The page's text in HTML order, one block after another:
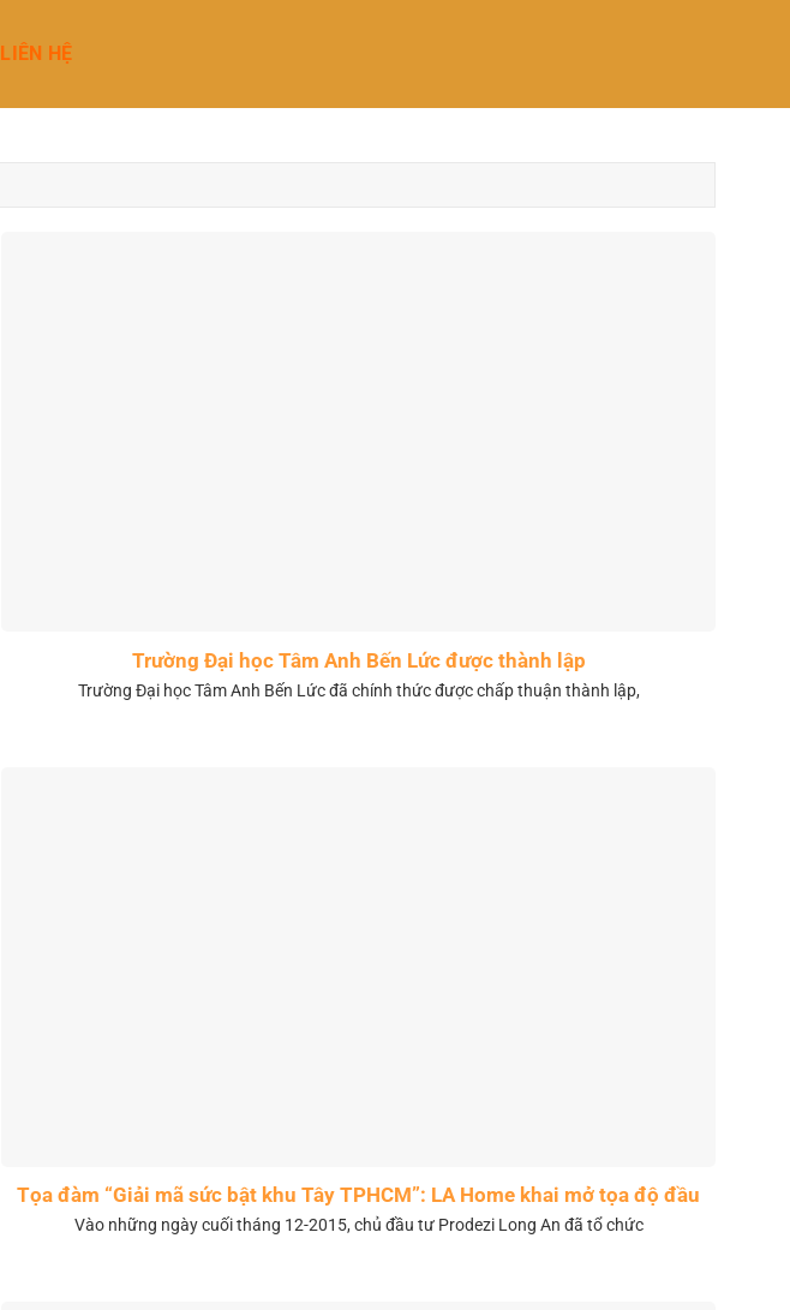
LIÊN HỆ
Trường Đại học Tâm Anh Bến Lức được thành lập
Trường Đại học Tâm Anh Bến Lức đã chính thức được chấp thuận thành lập,
Tọa đàm “Giải mã sức bật khu Tây TPHCM”: LA Home khai mở tọa độ đầu
tư mới
Vào những ngày cuối tháng 12-2015, chủ đầu tư Prodezi Long An đã tổ chức